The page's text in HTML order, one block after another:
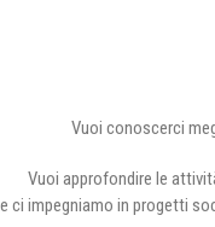
Vuoi conoscerci
Vuoi approfondire le
ci impegniamo in progetti